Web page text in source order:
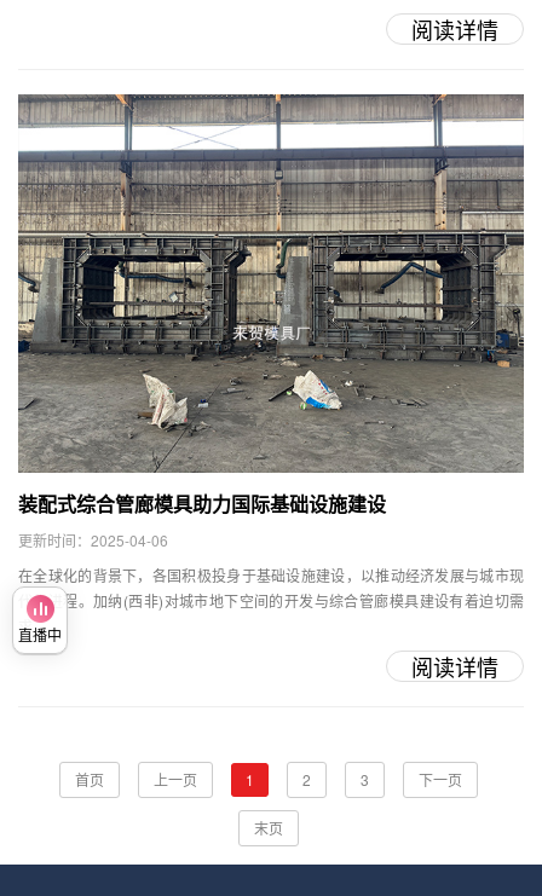
阅读详情
装配式综合管廊模具助力国际基础设施建设
更新时间：2025-04-06
在全球化的背景下，各国积极投身于基础设施建设，以推动经济发展与城市现
代化进程。加纳(西非)对城市地下空间的开发与综合管廊模具建设有着迫切需
求，···
阅读详情
首页 上一页 1 2 3 下一页
末页
直播中